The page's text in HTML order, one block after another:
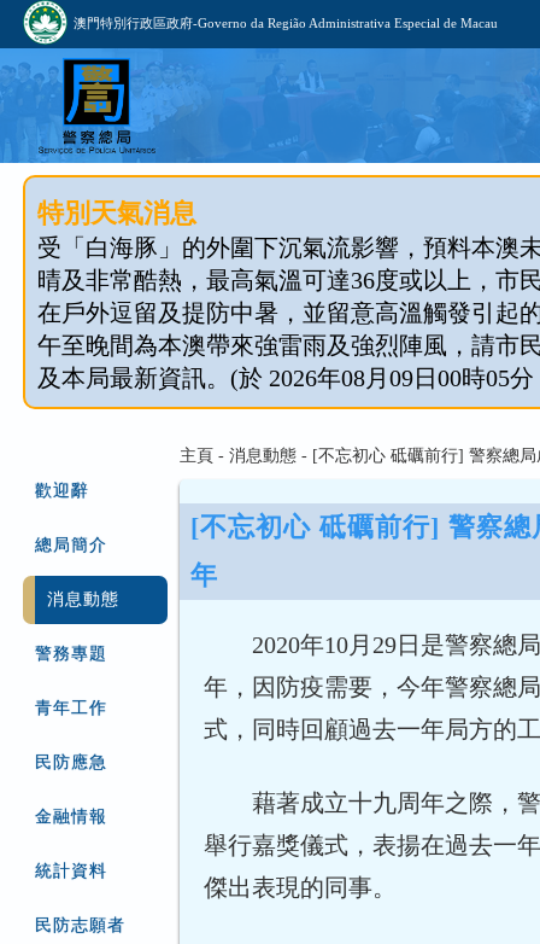
澳門特別行政區政府-Governo da Região Administrativa Especial de Macau
特別天氣消息
受「白海豚」的外圍下沉氣流影響，預料本澳
晴及非常酷熱，最高氣溫可達36度或以上，市
在戶外逗留及提防中暑，並留意高溫觸發引起
午至晚間為本澳帶來強雷雨及強烈陣風，請市
及本局最新資訊。(於 2026年08月09日00時05
歡迎辭
總局簡介
消息動態
警務專題
青年工作
民防應急
金融情報
統計資料
民防志願者
主頁 - 消息動態 - [不忘初心 砥礪前行] 警察總
[不忘初心 砥礪前行] 警察總
年
2020年10月29日是警察總
年，因防疫需要，今年警察總
式，同時回顧過去一年局方的
藉著成立十九周年之際，
舉行嘉獎儀式，表揚在過去一
傑出表現的同事。